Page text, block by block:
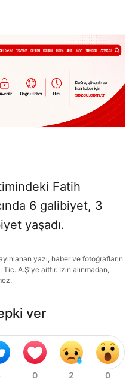
Fatih
6 galibiyet, 3
yaşadı.
yazı, haber ve fotoğrafların
A.Ş'ye aittir. İzin alınmadan,
ver